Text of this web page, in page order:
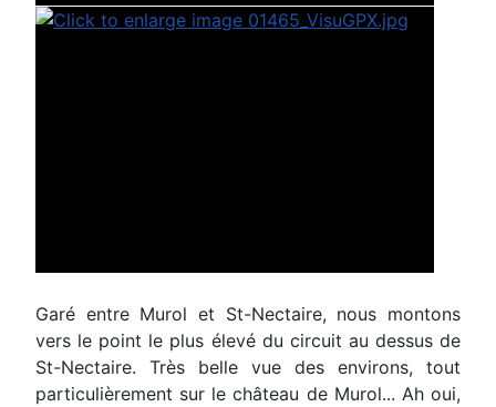
Garé entre Murol et St-Nectaire, nous montons
vers le point le plus élevé du circuit au dessus de
St-Nectaire. Très belle vue des environs, tout
particulièrement sur le château de Murol... Ah oui,